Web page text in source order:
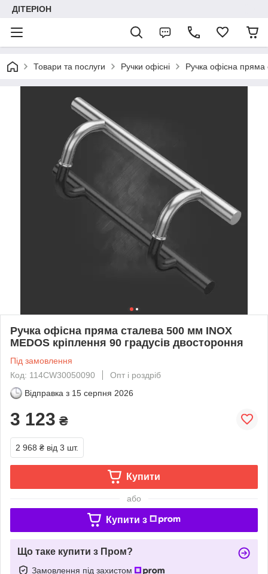
ДІТЕРІОН
Товари та послуги Ручки офісні Ручка офісна пряма
Ручка офісна пряма сталева 500 мм INOX
MEDOS кріплення 90 градусів двостороння
Під замовлення
Код: 114CW30050090
Опт і роздріб
Відправка з 15 серпня 2026
3 123 ₴
2 968 ₴ від 3 шт.
Купити
або
Купити з
Що таке купити з Пром?
Замовлення під захистом